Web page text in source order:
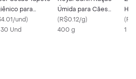
para
und)
Und
Úmida para Cães
Adultos Gastro
Instestinal
(R$0.12/g)
400 g
(
1 X